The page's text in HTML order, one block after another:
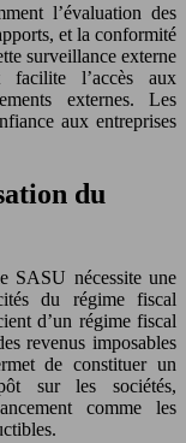
l’évaluation des
et la conformité
surveillance externe
facilite l’accès aux
externes. Les
aux entreprises
du
SASU nécessite une
du régime fiscal
d’un régime fiscal
revenus imposables
de constituer un
sur les sociétés,
comme les